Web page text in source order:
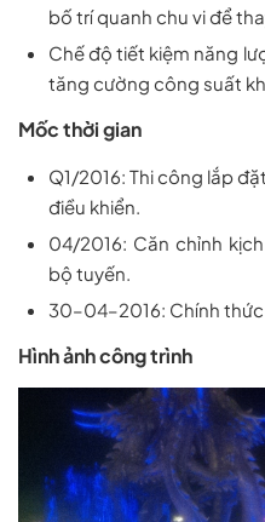
bố trí quanh chu vi để
Chế độ tiết kiệm năng
tăng cường công suất
Mốc thời gian
Q1/2016: Thi công lắp
điều khiển.
04/2016: Căn chỉnh
bộ tuyến.
30–04–2016: Chính
Hình ảnh công trình